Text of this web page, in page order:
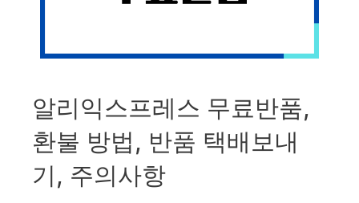
알리익스프레스 무료반품,
환불 방법, 반품 택배보내
기, 주의사항